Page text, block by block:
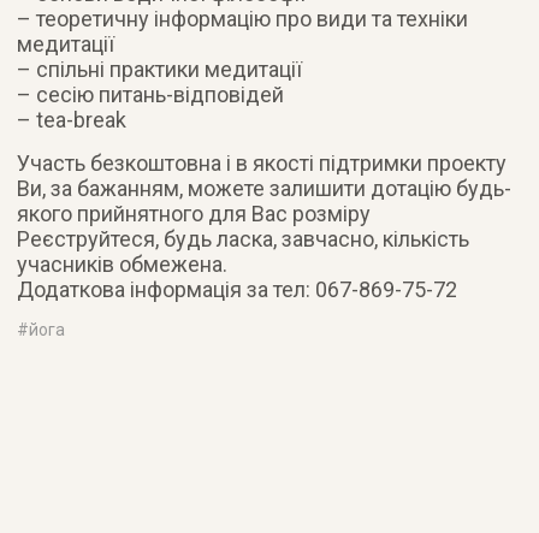
– теоретичну інформацію про види та техніки
медитації
– спільні практики медитації
– сесію питань-відповідей
– tea-break
Участь безкоштовна і в якості підтримки проекту
Ви, за бажанням, можете залишити дотацію будь-
якого прийнятного для Вас розміру
Реєструйтеся, будь ласка, завчасно, кількість
учасників обмежена.
Додаткова інформація за тел: 067-869-75-72
#йога